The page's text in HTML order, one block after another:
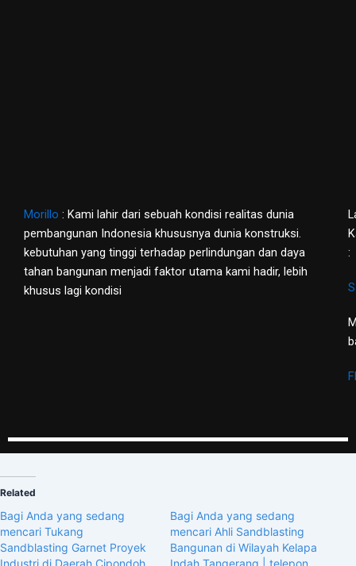
Morillo : Kami lahir dari sebuah kondisi realitas dunia
pembangunan Indonesia khususnya dunia konstruksi.
kebutuhan yang tinggi terhadap perlindungan dan daya
tahan bangunan menjadi faktor utama kami hadir, lebih
khusus lagi kondisi
:
Related
Bagi Anda yang sedang
mencari Tukang
Sandblasting Garnet Proyek
Industri di Daerah Cipondoh
Bagi Anda yang sedang
mencari Ahli Sandblasting
Bangunan di Wilayah Kelapa
Indah,Tangerang | telepon